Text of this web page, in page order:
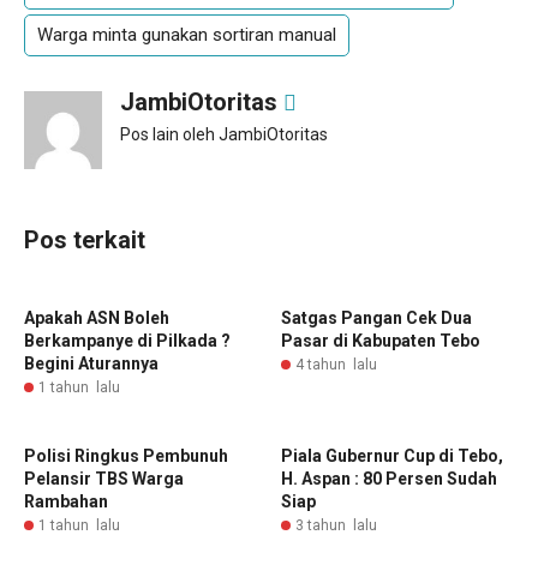
Warga minta gunakan sortiran manual
JambiOtoritas
Pos lain oleh JambiOtoritas
Pos terkait
Apakah ASN Boleh
Berkampanye di Pilkada ?
Begini Aturannya
1 tahun lalu
Satgas Pangan Cek Dua
Pasar di Kabupaten Tebo
4 tahun lalu
Polisi Ringkus Pembunuh
Pelansir TBS Warga
Rambahan
1 tahun lalu
Piala Gubernur Cup di Tebo,
H. Aspan : 80 Persen Sudah
Siap
3 tahun lalu